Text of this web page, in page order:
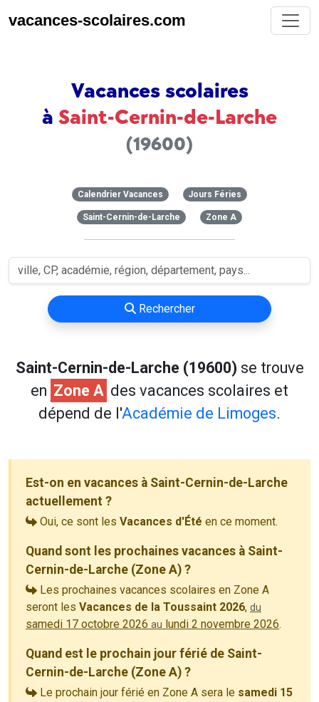
vacances-scolaires.com
Vacances scolaires
à Saint-Cernin-de-Larche
(19600)
Calendrier Vacances Jours Féries
Saint-Cernin-de-Larche Zone A
Rechercher
Saint-Cernin-de-Larche (19600) se trouve
en Zone A des vacances scolaires et
dépend de l'Académie de Limoges.
Est-on en vacances à Saint-Cernin-de-Larche
actuellement ?
Oui, ce sont les Vacances d'Été en ce moment.
Quand sont les prochaines vacances à Saint-
Cernin-de-Larche (Zone A) ?
Les prochaines vacances scolaires en Zone A
seront les Vacances de la Toussaint 2026, du
samedi 17 octobre 2026 au lundi 2 novembre 2026.
Quand est le prochain jour férié de Saint-
Cernin-de-Larche (Zone A) ?
Le prochain jour férié en Zone A sera le samedi 15